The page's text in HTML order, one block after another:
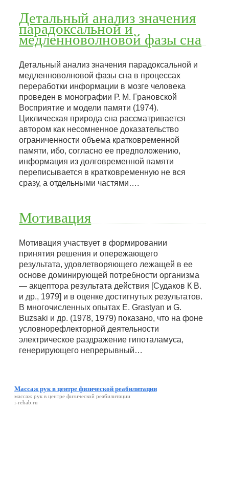
Детальный анализ значения
парадоксальной и
медленноволновой фазы сна
Детальный анализ значения парадоксальной и
медленноволновой фазы сна в процессах
переработки информации в мозге человека
проведен в монографии Р. М. Грановской
Восприятие и модели памяти (1974).
Циклическая природа сна рассматривается
автором как несомненное доказательство
ограниченности объема кратковременной
памяти, ибо, согласно ее предположению,
информация из долговременной памяти
переписывается в кратковременную не вся
сразу, а отдельными частями….
Мотивация
Мотивация участвует в формировании
принятия решения и опережающего
результата, удовлетворяющего лежащей в ее
основе доминирующей потребности организма
— акцептора результата действия [Судаков К В.
и др., 1979] и в оценке достигнутых результатов.
В многочисленных опытах Е. Grastyan и G.
Buzsaki и др. (1978, 1979) показано, что на фоне
условнорефлекторной деятельности
электрическое раздражение гипоталамуса,
генерирующего непрерывный…
Массаж рук в центре физической реабилитации
массаж рук в центре физической реабилитации
i-rehab.ru